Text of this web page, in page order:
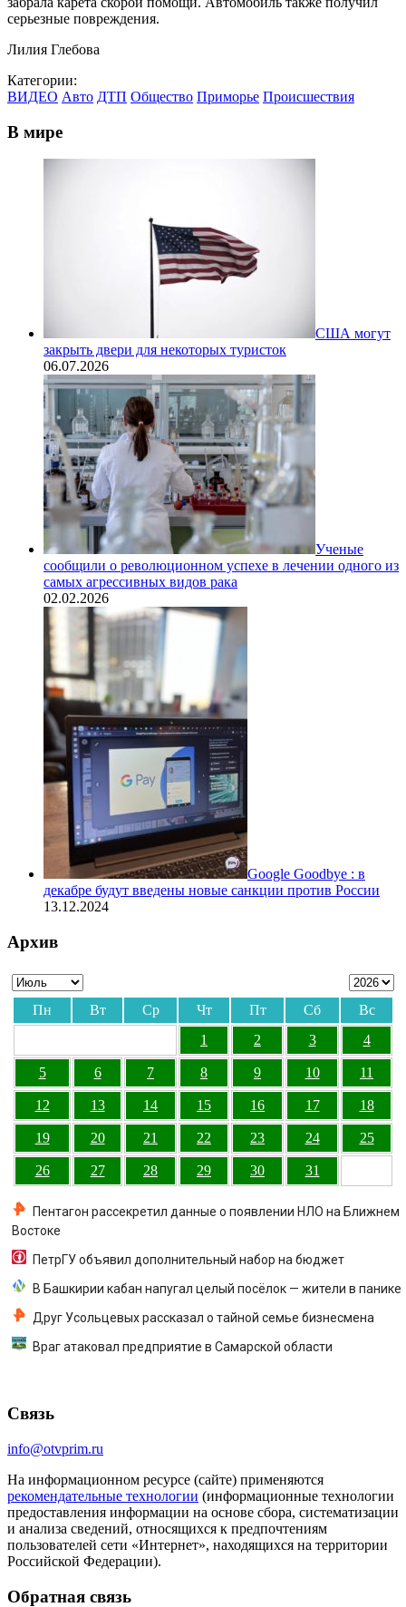
серьезные повреждения.
Лилия Глебова
Категории:
ВИДЕО Авто ДТП Общество Приморье Происшествия
В мире
США могут
закрыть двери для некоторых туристок
06.07.2026
Ученые
сообщили о революционном успехе в лечении одного из
самых агрессивных видов рака
02.02.2026
Google Goodbye : в
декабре будут введены новые санкции против России
13.12.2024
Архив
Пн Вт Ср Чт Пт Сб
Вс
1
2 3 4
5 6 7 8 9 10 11
12 13 14 15 16 17 18
19 20 21 22 23 24 25
26 27 28 29 30 31
Пентагон рассекретил данные о появлении НЛО на Ближнем
Востоке
ПетрГУ объявил дополнительный набор на бюджет
В Башкирии кабан напугал целый посёлок — жители в панике
Друг Усольцевых рассказал о тайной семье бизнесмена
Враг атаковал предприятие в Самарской области
Связь
info@otvprim.ru
На информационном ресурсе (сайте) применяются
рекомендательные технологии (информационные технологии
предоставления информации на основе сбора, систематизации
и анализа сведений, относящихся к предпочтениям
пользователей сети «Интернет», находящихся на территории
Российской Федерации).
Обратная связь